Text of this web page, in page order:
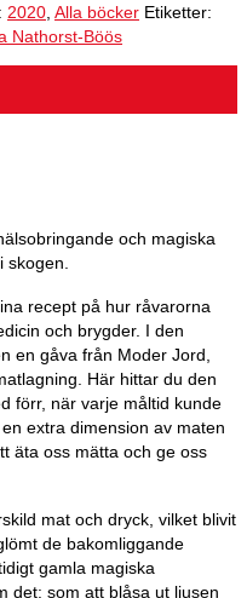
2020 Alla böcker Etiketter:
Nathorst-Böös
och magiska
recept på hur råvarorna
och brygder. I den
en gåva från Moder Jord,
Här hittar du den
förr, när varje måltid kunde
extra dimension av maten
äta oss mätta och ge oss
mat och dryck, vilket blivit
de bakomliggande
gamla magiska
det: som att blåsa ut ljusen